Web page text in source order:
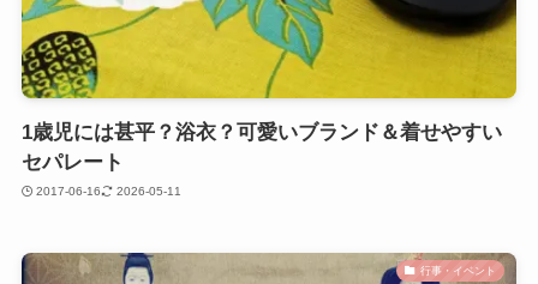
1歳児には甚平？浴衣？可愛いブランド＆着せやすい
セパレート
2017-06-16 2026-05-11
行事・イベント